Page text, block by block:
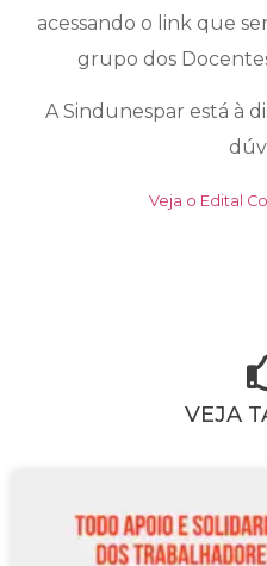
acessando o link que
grupo dos
A Sindunespar está à
Veja o Edital
VEJA